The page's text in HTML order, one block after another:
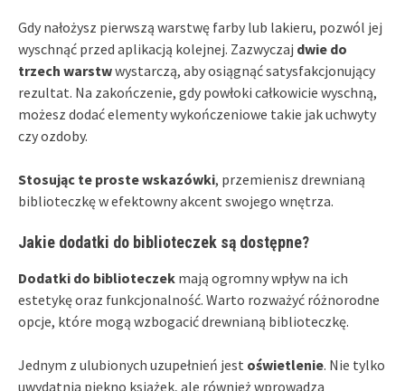
Gdy nałożysz pierwszą warstwę farby lub lakieru, pozwól jej
wyschnąć przed aplikacją kolejnej. Zazwyczaj dwie do
trzech warstwwystarczą, aby osiągnąć satysfakcjonujący
rezultat. Na zakończenie, gdy powłoki całkowicie wyschną,
możesz dodać elementy wykończeniowe takie jak uchwyty
czy ozdoby.
Stosując te proste wskazówki, przemienisz drewnianą
biblioteczkę w efektowny akcent swojego wnętrza.
Jakie dodatki do biblioteczek są dostępne?
Dodatki do biblioteczek mają ogromny wpływ na ich
estetykę oraz funkcjonalność. Warto rozważyć różnorodne
opcje, które mogą wzbogacić drewnianą biblioteczkę.
Jednym z ulubionych uzupełnień jest oświetlenie. Nie tylko
uwydatnia piękno książek, ale również wprowadza